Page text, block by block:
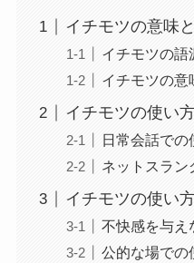
イチモツの意味
イチモツの語
イチモツの意
イチモツの使い
日常会話での
ネットスラン
イチモツの使い
不快感を与え
公的な場での